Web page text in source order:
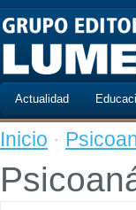
Actualidad
Inicio ·